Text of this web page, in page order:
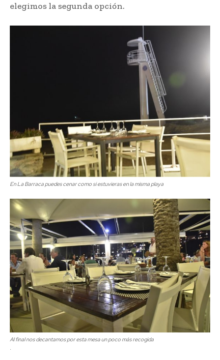
elegimos la segunda opción.
En La Barraca puedes cenar como si estuvieras en la misma playa
Al final nos decantamos por esta mesa un poco más recogida
.